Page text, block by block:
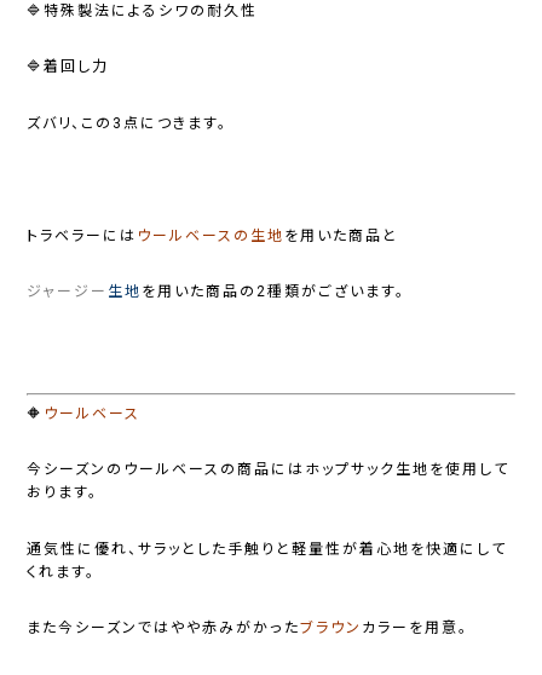
🔷特殊製法によるシワの耐久性
🔷着回し力
ズバリ、この3点につきます。
トラベラーには ウールベースの生地 を用いた商品と
ジャージー 生地 を用いた商品の2種類がございます。
🔶 ウールベース
今シーズンのウールベースの商品にはホップサック生地を使用して
おります。
通気性に優れ、サラッとした手触りと軽量性が着心地を快適にして
くれます。
また今シーズンではやや赤みがかったブラウン カラーを用意。